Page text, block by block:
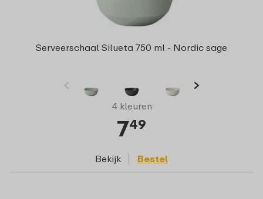
Serveerschaal Silueta 750 ml - Nordic sage
4 kleuren
749
Bekijk Bestel